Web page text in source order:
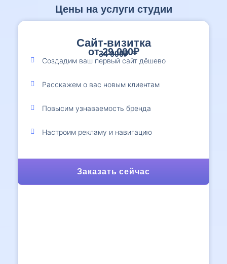
Цены на услуги студии
Сайт-визитка
от 29 000₽
34 000₽
Создадим ваш первый сайт дёшево
Расскажем о вас новым клиентам
Повысим узнаваемость бренда
Настроим рекламу и навигацию
Заказать сейчас